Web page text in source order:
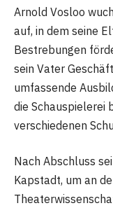
Arnold Vosloo
auf, in dem seine
Bestrebungen
sein Vater
umfassende
die Schauspielerei
verschiedenen
Nach Abschluss
Kapstadt, um an